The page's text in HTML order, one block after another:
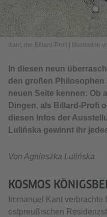
Kant, der Billard-Profi Illustration
In diesen neun
den großen Philosophen
neuen Seite kennen: Ob
Dingen, als Billard-Profi
diesen Infos der
Lulińska gewinnt ihr
Von Agnieszka Lulińska
KOSMOS
Immanuel Kant
ostpreußischen